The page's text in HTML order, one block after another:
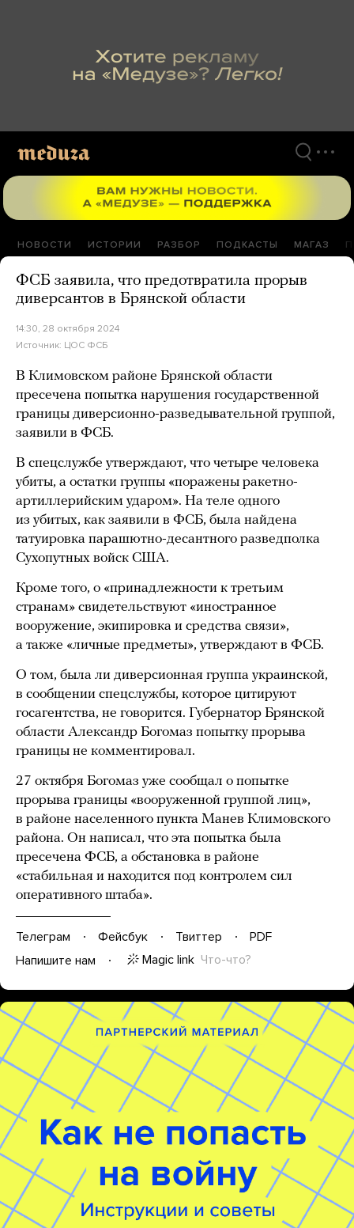
НОВОСТИ ИСТОРИИ РАЗБОР ПОДКАСТЫ МАГАЗ
ФСБ заявила, что предотвратила прорыв
диверсантов в Брянской области
14:30, 28 октября 2024
Источник: ЦОС ФСБ
В Климовском районе Брянской области
пресечена попытка нарушения государственной
границы диверсионно-разведывательной группой,
заявили в ФСБ.
В спецслужбе утверждают, что четыре человека
убиты, а остатки группы «поражены ракетно-
артиллерийским ударом». На теле одного
из убитых, как заявили в ФСБ, была найдена
татуировка парашютно-десантного разведполка
Сухопутных войск США.
Кроме того, о «принадлежности к третьим
странам» свидетельствуют «иностранное
вооружение, экипировка и средства связи»,
а также «личные предметы», утверждают в ФСБ.
О том, была ли диверсионная группа украинской,
в сообщении спецслужбы, которое цитируют
госагентства, не говорится. Губернатор Брянской
области Александр Богомаз попытку прорыва
границы не комментировал.
27 октября Богомаз уже сообщал о попытке
прорыва границы «вооруженной группой лиц»,
в районе населенного пункта Манев Климовского
района. Он написал, что эта попытка была
пресечена ФСБ, а обстановка в районе
«стабильная и находится под контролем сил
оперативного штаба».
Телеграм Фейсбук Твиттер
PDF
Напишите нам
Magic link Что-что?